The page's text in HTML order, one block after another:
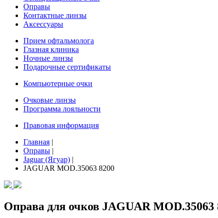
Оправы
Контактные линзы
Аксессуары
Прием офтальмолога
Глазная клиника
Ночные линзы
Подарочные сертификаты
Компьютерные очки
Очковые линзы
Программа лояльности
Правовая информация
Главная |
Оправы |
Jaguar (Ягуар) |
JAGUAR MOD.35063 8200
Оправа для очков JAGUAR MOD.35063